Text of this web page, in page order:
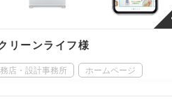
リーンライフ様
店・設計事務所 ホームページ